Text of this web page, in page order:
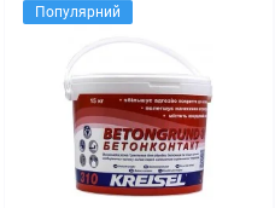
Популярний